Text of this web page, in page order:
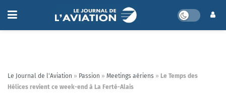
Le Journal de l'Aviation » Passion » Meetings aériens » Le Temps des
Hélices revient ce week-end à La Ferté-Alais